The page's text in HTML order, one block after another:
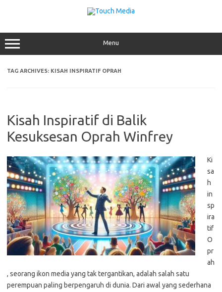
Menu
TAG ARCHIVES: KISAH INSPIRATIF OPRAH
Kisah Inspiratif di Balik
Kesuksesan Oprah Winfrey
Ki
sa
h
in
sp
ira
tif
O
pr
ah
, seorang ikon media yang tak tergantikan, adalah salah satu
perempuan paling berpengaruh di dunia. Dari awal yang sederhana